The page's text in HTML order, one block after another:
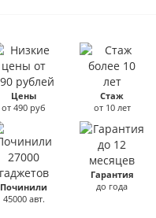
Цены
от 490 руб
Стаж
от 10 лет
Починили
45000 авт.
Гарантия
до года